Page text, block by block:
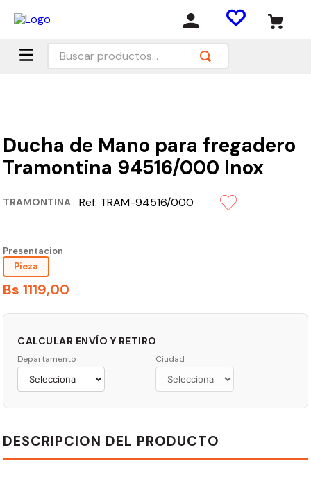
Buscar productos...
Ducha de Mano para fregadero
Tramontina 94516/000 Inox
TRAMONTINA Ref: TRAM-94516/000
Presentacion
Pieza
Bs 1119,00
CALCULAR ENVÍO Y RETIRO
Departamento Ciudad
DESCRIPCION DEL PRODUCTO